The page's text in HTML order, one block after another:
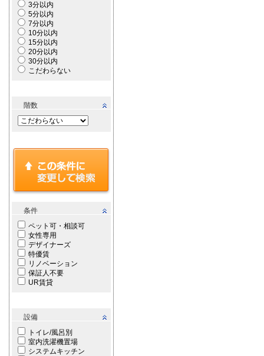
3分以内
5分以内
7分以内
10分以内
15分以内
20分以内
30分以内
こだわらない
階数
条件
ペット可・相談可
女性専用
デザイナーズ
特優賃
リノベーション
保証人不要
UR賃貸
設備
トイレ/風呂別
室内洗濯機置場
システムキッチン